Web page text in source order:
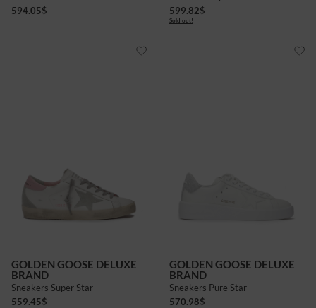
594.05$
Sold out!
599.82$
GOLDEN GOOSE DELUXE
BRAND
Sneakers Super Star
559.45$
GOLDEN GOOSE DELUXE
BRAND
Sneakers Pure Star
570.98$